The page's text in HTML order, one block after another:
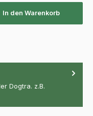
In den Warenkorb
Dogtra. z.B.